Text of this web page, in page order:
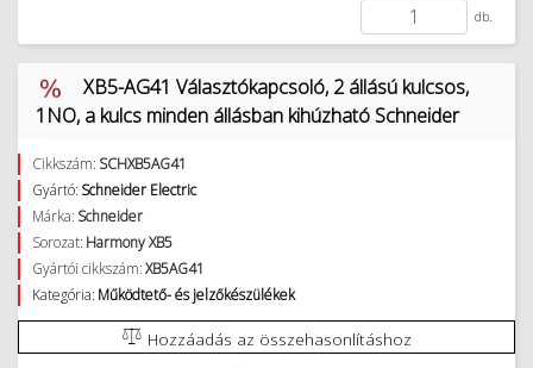
db.
XB5-AG41 Választókapcsoló, 2 állású kulcsos,
1NO, a kulcs minden állásban kihúzható Schneider
Cikkszám: SCHXB5AG41
Gyártó: Schneider Electric
Márka: Schneider
Sorozat: Harmony XB5
Gyártói cikkszám:XB5AG41
Kategória: Működtető- és jelzőkészülékek
Hozzáadás az összehasonlításhoz